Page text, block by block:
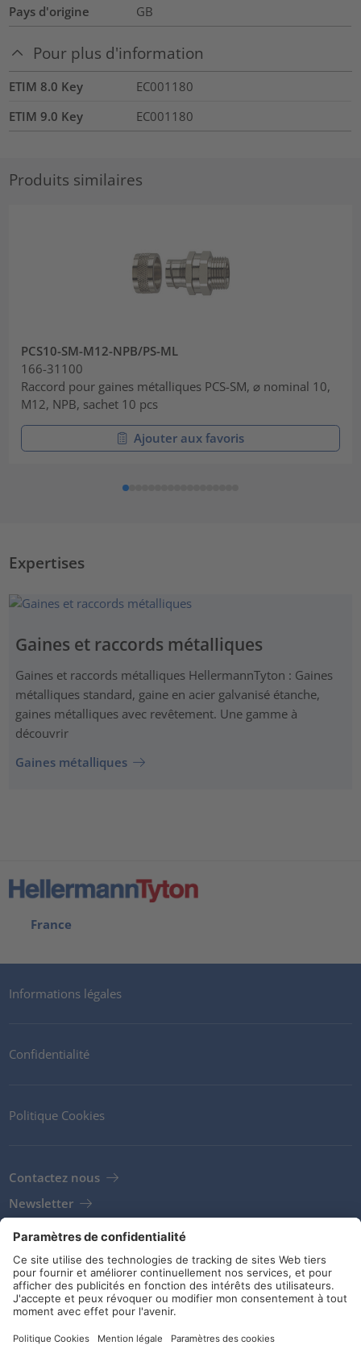
Pays d'origine GB
Pour plus d'information
ETIM 8.0 Key
EC001180
ETIM 9.0 Key
EC001180
Produits similaires
PCS10-SM-M12-NPB/PS-ML
166-31100
Raccord pour gaines métalliques PCS-SM, ⌀ nominal 10,
M12, NPB, sachet 10 pcs
Ajouter aux favoris
Expertises
Gaines et raccords métalliques
Gaines et raccords métalliques HellermannTyton : Gaines
métalliques standard, gaine en acier galvanisé étanche,
gaines métalliques avec revêtement. Une gamme à
découvrir
Gaines métalliques
France
Informations légales
Confidentialité
Politique Cookies
Contactez nous
Newsletter
Clients
Fournisseurs
Conditions de stockage
Réseaux sociaux